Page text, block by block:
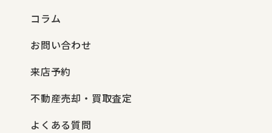
コラム
お問い合わせ
来店予約
不動産売却・買取査定
よくある質問